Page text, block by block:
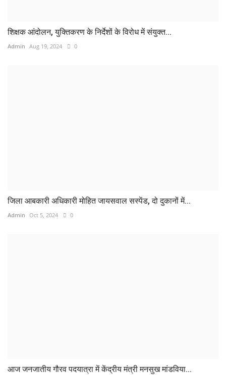
शिक्षक आंदोलन, युक्तिकरण के निर्देशों के विरोध में संयुक्त...
Admin Aug 19, 2024 0
जिला आबकारी अधिकारी मोहित जायसवाल सस्पेंड, दो दुकानों में...
Admin Oct 5, 2024 0
आज जनजातीय गौरव पदयात्रा में केंद्रीय मंत्री मनसुख मांडविया...